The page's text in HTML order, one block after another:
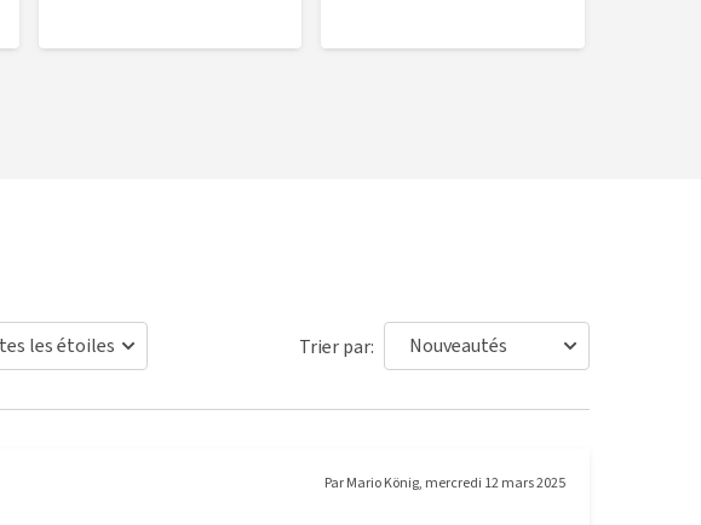
Trier par:
ParMario König, mercredi 12 mars 2025